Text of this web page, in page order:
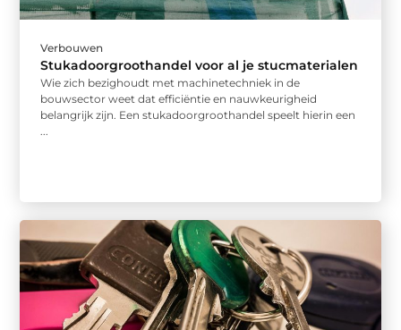
Verbouwen
Stukadoorgroothandel voor al je stucmaterialen
Wie zich bezighoudt met machinetechniek in de
bouwsector weet dat efficiëntie en nauwkeurigheid
belangrijk zijn. Een stukadoorgroothandel speelt hierin een